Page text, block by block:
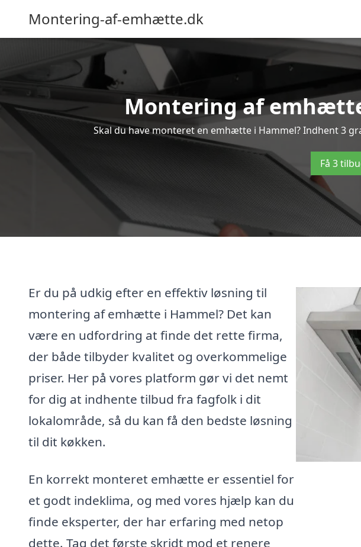
Montering-af-emhætte.dk
Montering af
Skal du have monteret en emhætte i Hammel? Indhent 3
Få 3
Er du på udkig efter en effektiv løsning til
montering af emhætte i Hammel? Det kan
være en udfordring at finde det rette firma,
der både tilbyder kvalitet og overkommelige
priser. Her på vores platform gør vi det nemt
for dig at indhente tilbud fra fagfolk i dit
lokalområde, så du kan få den bedste løsning
til dit køkken.
En korrekt monteret emhætte er essentiel for
et godt indeklima, og med vores hjælp kan du
finde eksperter, der har erfaring med netop
dette. Tag det første skridt mod et renere